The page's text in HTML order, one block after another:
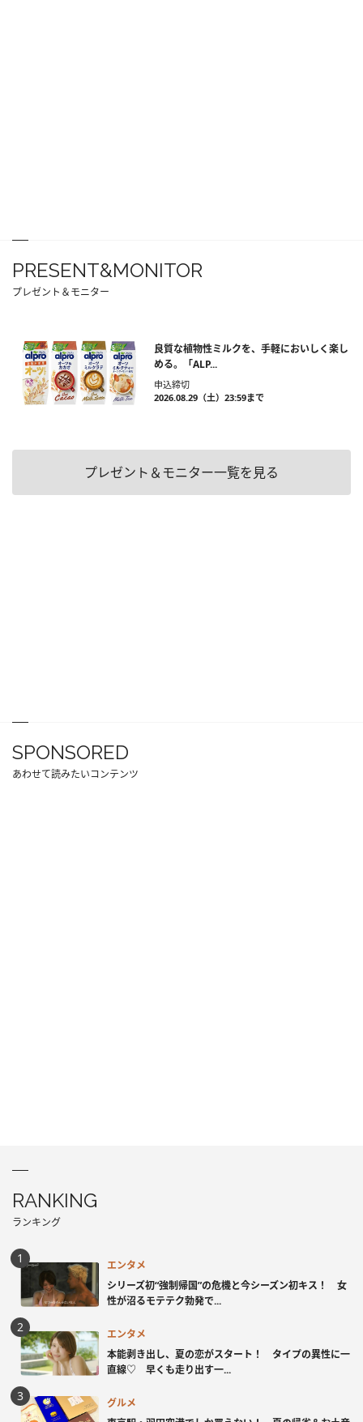
PRESENT&MONITOR
プレゼント＆モニター
良質な植物性ミルクを、手軽においしく楽し
める。「ALP...
申込締切
2026.08.29（土）23:59まで
プレゼント＆モニター一覧を見る
SPONSORED
あわせて読みたいコンテンツ
RANKING
ランキング
エンタメ
シリーズ初“強制帰国”の危機と今シーズン初キス！ 女
性が沼るモテテク勃発で...
エンタメ
本能剥き出し、夏の恋がスタート！ タイプの異性に一
直線♡ 早くも走り出す一...
グルメ